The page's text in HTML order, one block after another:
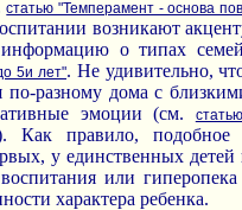
статью "Темперамент - основа
возникают
о типах
5и лет". Не удивительно,
по-разному дома с
эмоции (см.
Как правило, подобное
у единственных детей
или
характера ребенка.